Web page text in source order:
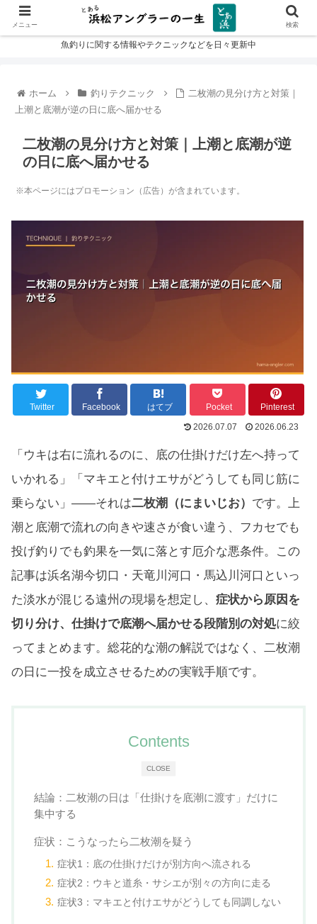
魚釣りに関する情報やテクニックなどを日々更新中
ホーム 釣りテクニック
二枚潮の見分け方と対策｜
上潮と底潮が逆の日に底へ届かせる
二枚潮の見分け方と対策｜上潮と底潮が逆
の日に底へ届かせる
※本ページにはプロモーション（広告）が含まれています。
Twitter Facebook はてブ Pocket
Pinterest
2026.07.07
2026.06.23
「ウキは右に流れるのに、底の仕掛けだけ左へ持って
いかれる」「マキエと付けエサがどうしても同じ筋に
乗らない」——それは二枚潮（にまいじお） です。上
潮と底潮で流れの向きや速さが食い違う、フカセでも
投げ釣りでも釣果を一気に落とす厄介な悪条件。この
記事は浜名湖今切口・天竜川河口・馬込川河口といっ
た淡水が混じる遠州の現場を想定し、 症状から原因を
切り分け、仕掛けで底潮へ届かせる段階別の対処に絞
ってまとめます。総花的な潮の解説ではなく、二枚潮
の日に一投を成立させるための実戦手順です。
CLOSE
Contents
結論：二枚潮の日は「仕掛けを底潮に渡す」だけに
集中する
症状：こうなったら二枚潮を疑う
症状1：底の仕掛けだけが別方向へ流される
症状2：ウキと道糸・サシエが別々の方向に走る
症状3：マキエと付けエサがどうしても同調しない
メニュー 検索